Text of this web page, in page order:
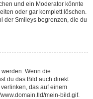
und ein Moderator könnte
oder gar komplett löschen.
der Smileys begrenzen, die du
Wenn die
du das Bild auch direkt
das auf einem
mein-bild.gif.